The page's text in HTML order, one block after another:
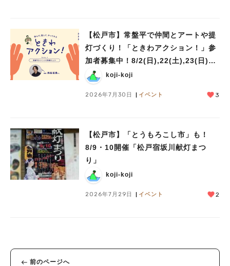
【松戸市】常盤平で仲間とアートや提
灯づくり！「ときわアクション！」参
加者募集中！8/2(日),22(土),23(日)開
催！
koji-koji
2026年7月30日 イベント 3
【松戸市】「とうもろこし市」も！
8/9・10開催「松戸宿坂川献灯まつ
り」
koji-koji
2026年7月29日 イベント 2
前のページへ